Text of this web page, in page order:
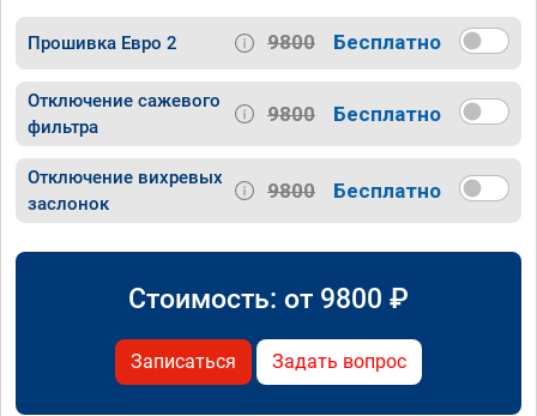
Прошивка Евро 2 9800 Бесплатно
Отключение сажевого
фильтра
9800 Бесплатно
Отключение вихревых
заслонок
9800 Бесплатно
Стоимость: от 9800 ₽
Записаться Задать вопрос